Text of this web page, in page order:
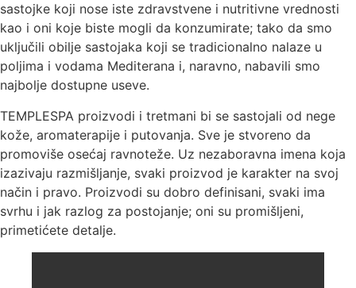
sastojke koji nose iste zdravstvene i nutritivne vrednosti
kao i oni koje biste mogli da konzumirate; tako da smo
uključili obilje sastojaka koji se tradicionalno nalaze u
poljima i vodama Mediterana i, naravno, nabavili smo
najbolje dostupne useve.
TEMPLESPA proizvodi i tretmani bi se sastojali od nege
kože, aromaterapije i putovanja. Sve je stvoreno da
promoviše osećaj ravnoteže. Uz nezaboravna imena koja
izazivaju razmišljanje, svaki proizvod je karakter na svoj
način i pravo. Proizvodi su dobro definisani, svaki ima
svrhu i jak razlog za postojanje; oni su promišljeni,
primetićete detalje.